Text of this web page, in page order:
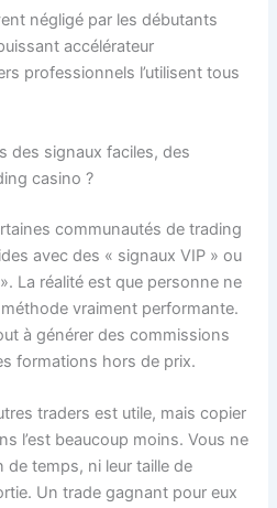
négligé par les débutants
accélérateur
professionnels l’utilisent tous
des signaux faciles, des
casino ?
communautés de trading
avec des « signaux VIP » ou
La réalité est que personne ne
vraiment performante.
à générer des commissions
formations hors de prix.
traders est utile, mais copier
l’est beaucoup moins. Vous ne
temps, ni leur taille de
Un trade gagnant pour eux